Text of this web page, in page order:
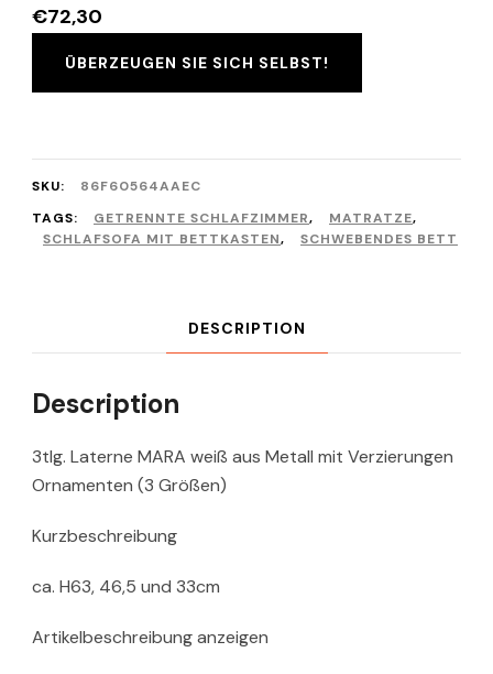
€72,30
ÜBERZEUGEN SIE SICH SELBST!
SKU:
86F60564AAEC
TAGS:
GETRENNTE SCHLAFZIMMER, MATRATZE,
SCHLAFSOFA MIT BETTKASTEN, SCHWEBENDES BETT
DESCRIPTION
Description
3tlg. Laterne MARA weiß aus Metall mit Verzierungen
Ornamenten (3 Größen)
Kurzbeschreibung
ca. H63, 46,5 und 33cm
Artikelbeschreibung anzeigen